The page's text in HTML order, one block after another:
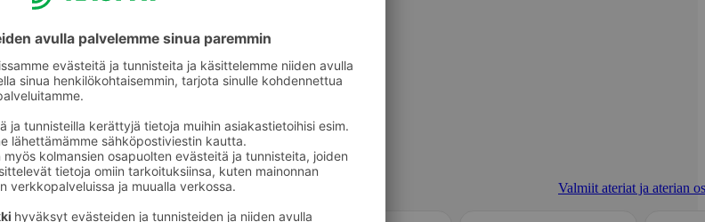
Valmiit ateriat ja aterian osat
Valmiit ateriat ja aterian